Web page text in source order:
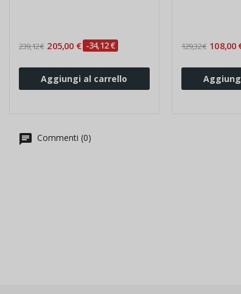
239,12 € 205,00 € -34,12 €
Aggiungi al carrello
129,32 € 108,00
Commenti (0)